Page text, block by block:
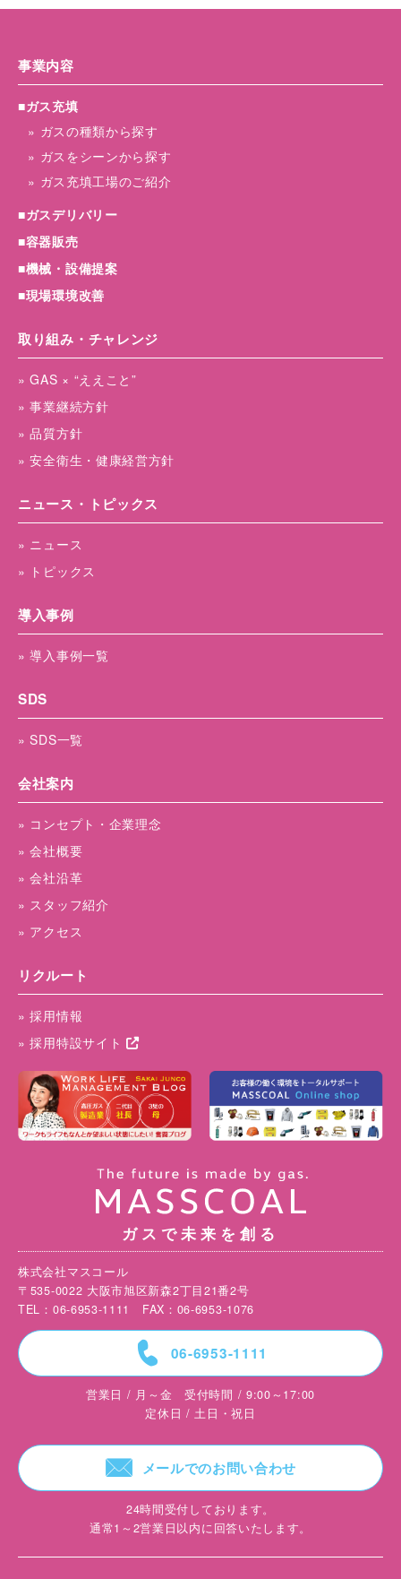
事業内容
■ガス充填
» ガスの種類から探す
» ガスをシーンから探す
» ガス充填工場のご紹介
■ガスデリバリー
■容器販売
■機械・設備提案
■現場環境改善
取り組み・チャレンジ
» GAS × “ええこと”
» 事業継続方針
» 品質方針
» 安全衛生・健康経営方針
ニュース・トピックス
» ニュース
» トピックス
導入事例
» 導入事例一覧
SDS
» SDS一覧
会社案内
» コンセプト・企業理念
» 会社概要
» 会社沿革
» スタッフ紹介
» アクセス
リクルート
» 採用情報
» 採用特設サイト
ガスで未来を創る
株式会社マスコール
〒535-0022 大阪市旭区新森2丁目21番2号
TEL：06-6953-1111 FAX：06-6953-1076
= 06-6953-1111
営業日 / 月～金 受付時間 / 9:00～17:00
定休日 / 土日・祝日
F メールでのお問い合わせ
24時間受付しております。
通常1～2営業日以内に回答いたします。